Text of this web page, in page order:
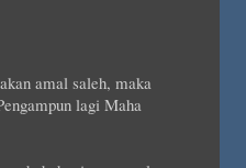
amal saleh, maka
lagi Maha